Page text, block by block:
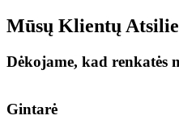
Mūsų Klientų
Dėkojame, kad renkatės
Gintarė